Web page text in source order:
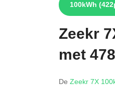
100kWh
Zeekr
met
De Zeekr 7X